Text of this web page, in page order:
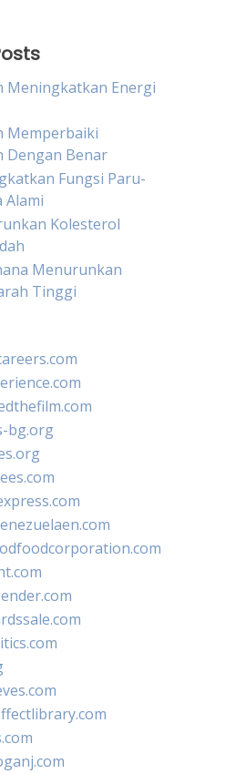
Meningkatkan Energi
Memperbaiki
Dengan Benar
Fungsi Paru-
Alami
Kolesterol
Menurunkan
Tinggi
bg.org